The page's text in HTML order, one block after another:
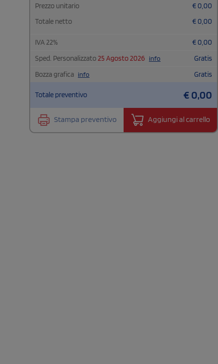
Prezzo unitario €0,00
Totale netto
€0,00
IVA22% €0,00
Sped. Personalizzato25 Agosto 2026 info
Gratis
Bozza grafica info Gratis
Totale preventivo €0,00
Stampa preventivo Aggiungi al carrello